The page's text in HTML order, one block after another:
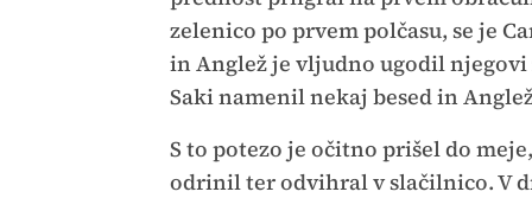
zelenico po prvem polčasu, se je
in Anglež je vljudno ugodil
Saki namenil nekaj besed in
S to potezo je očitno prišel do
odrinil ter odvihral v slačilnico. V